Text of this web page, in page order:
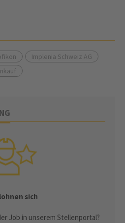
Implenia Schweiz AG
sich
Job in unserem Stellenportal?